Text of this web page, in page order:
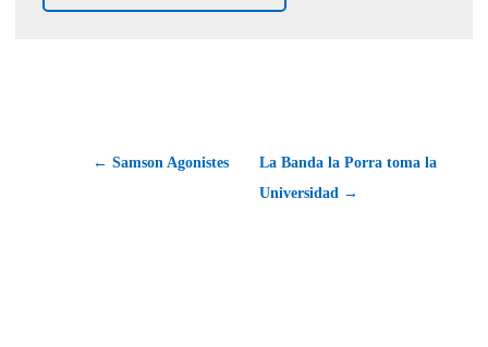
← Samson Agonistes
La Banda la Porra toma la
Universidad →